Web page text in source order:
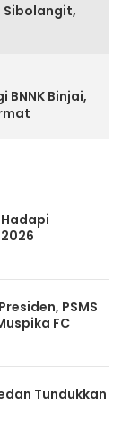
Sibolangit,
BNNK Binjai,
PSMS
FC
Tundukkan